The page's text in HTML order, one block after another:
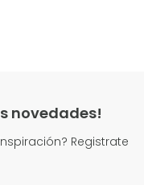
novedades!
Registrate